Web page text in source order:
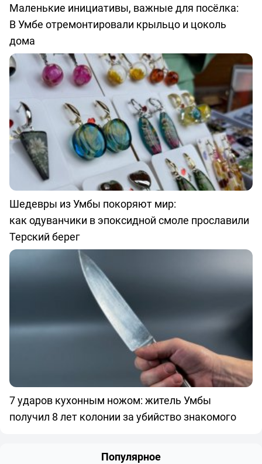
Маленькие инициативы, важные для посёлка:
В Умбе отремонтировали крыльцо и цоколь
дома
Шедевры из Умбы покоряют мир:
как одуванчики в эпоксидной смоле прославили
Терский берег
7 ударов кухонным ножом: житель Умбы
получил 8 лет колонии за убийство знакомого
Популярное